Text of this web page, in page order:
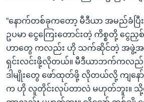
“နောက်တစ်ခုကတော့ မီဒီယာ အမည်ခံပြီ
ဥပမာ ငွေကြေးတောင်းတဲ့ ကိစ္စတို့ ငွေ
ဟာတွေ ကလည်း ဟို သက်ဆိုင်တဲ့ အဖွဲ့အ
ရှင်းလင်းဖို့လိုတယ်။ မီဒီယာဘက်ကလည်း ဝို
ဒါမျိုးတွေ ဖော်ထုတ်ဖို့ လိုတယ်လို့ ကျနေ
က ဟို လူတိုင်းလုပ်တာလဲ မဟုတ်ဘူး။ သို့သ